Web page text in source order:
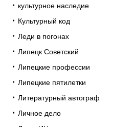
культурное наследие
Культурный код
Леди в погонах
Липецк Советский
Липецкие профессии
Липецкие пятилетки
Литературный автограф
Личное дело